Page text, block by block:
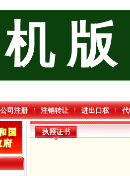
版
公司注册 注销转让 进出口权
执照证书